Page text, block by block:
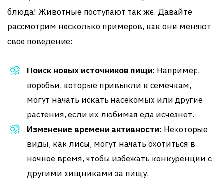
блюда! Животные поступают так же. Давайте
рассмотрим несколько примеров, как они меняют
свое поведение:
Поиск новых источников пищи: Например,
воробьи, которые привыкли к семечкам,
могут начать искать насекомых или другие
растения, если их любимая еда исчезнет.
Изменение времени активности: Некоторые
виды, как лисы, могут начать охотиться в
ночное время, чтобы избежать конкуренции с
другими хищниками за пищу.